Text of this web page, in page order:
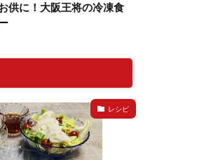
供に！大阪王将の冷凍食
レシピ